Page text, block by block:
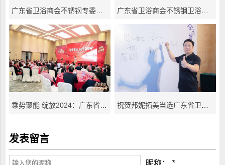
广东省卫浴商会不锈钢专委会2025年首次会长会议
发表留言
昵称： *